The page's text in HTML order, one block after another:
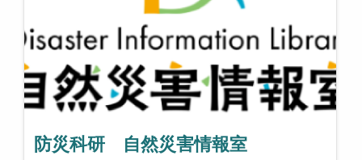
防災科研 自然災害情報室